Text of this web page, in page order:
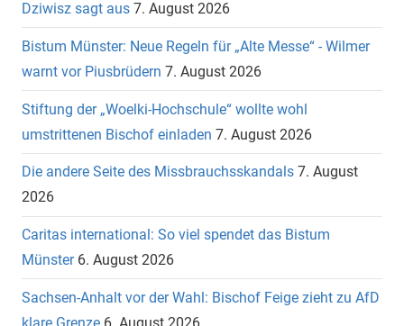
Dziwisz sagt aus 7. August 2026
Bistum Münster: Neue Regeln für „Alte Messe“ - Wilmer
warnt vor Piusbrüdern 7. August 2026
Stiftung der „Woelki-Hochschule“ wollte wohl
umstrittenen Bischof einladen 7. August 2026
Die andere Seite des Missbrauchsskandals 7. August
2026
Caritas international: So viel spendet das Bistum
Münster 6. August 2026
Sachsen-Anhalt vor der Wahl: Bischof Feige zieht zu AfD